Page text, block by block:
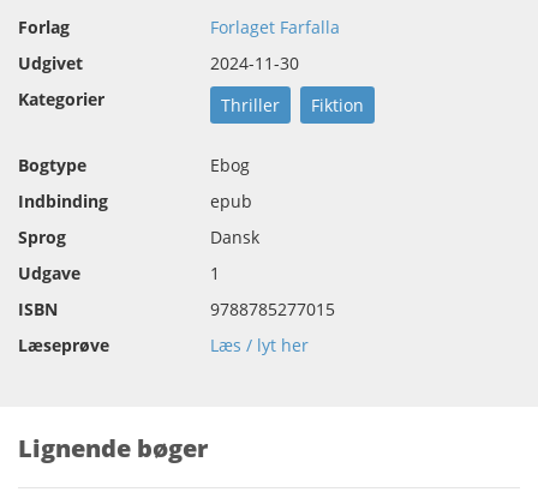
Forlag
Forlaget Farfalla
Udgivet
2024-11-30
Kategorier
Thriller Fiktion
Bogtype
Ebog
Indbinding
epub
Sprog
Dansk
Udgave
1
ISBN
9788785277015
Læseprøve
Læs / lyt her
Lignende bøger